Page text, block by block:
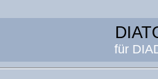
für